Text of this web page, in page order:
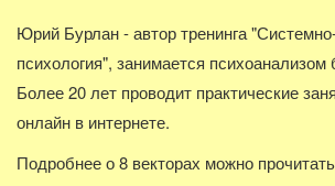
Юрий Бурлан - автор тренинга
психология", занимается
Более 20 лет проводит практические
онлайн в интернете.
Подробнее о 8 векторах можно прочитать